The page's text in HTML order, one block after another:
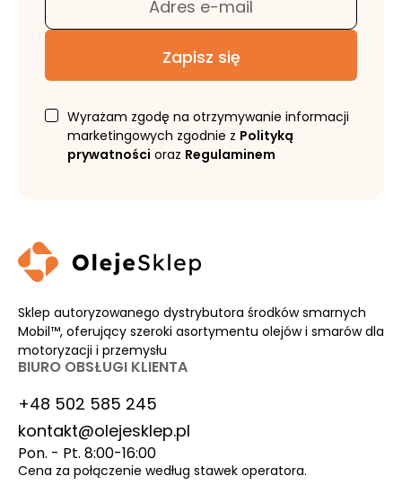
Zapisz się
Wyrażam zgodę na otrzymywanie informacji
marketingowych zgodnie z Polityką
prywatności oraz Regulaminem
Sklep autoryzowanego dystrybutora środków smarnych
Mobil™, oferujący szeroki asortymentu olejów i smarów dla
motoryzacji i przemysłu
BIURO OBSŁUGI KLIENTA
+48 502 585 245
kontakt@olejesklep.pl
Pon. - Pt. 8:00-16:00
Cena za połączenie według stawek operatora.